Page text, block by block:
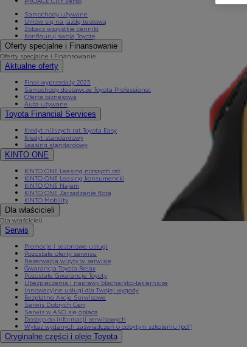
Samochody używane
Umów się na jazdę testową
Zobacz wszystkie cenniki
Konfiguruj swoją Toyotę
Oferty specjalne i Finansowanie
Oferty specjalne i Finansowanie
Aktualne oferty
Finał wyprzedaży 2025
Samochody dostawcze Toyota Professional
Oferta biznesowa
Auta używane
Toyota Financial Services
Kredyt niższych rat Toyota Easy
Kredyt standardowy
Leasing standardowy
KINTO ONE
KINTO ONE Leasing niższych rat
KINTO ONE Leasing konsumencki
KINTO ONE Najem
KINTO ONE Zarządzanie flotą
KINTO Mobility
Dla właścicieli
Dla właścicieli
Serwis
Promocje i sezonowe usługi
Pozostałe oferty serwisu
Rezerwacja wizyty w serwisie
Gwarancja Toyota Relax
Pozostałe Gwarancje Toyoty
Ubezpieczenia i naprawy blacharsko-lakiernicze
Innowacyjne usługi dla Twojej wygody
Bezpłatne Akcje Serwisowe
Serwis Dobrych Cen
Serwis w ASO się opłaca
Dostęp do informacji serwisowych
Wykaz wydanych zaświadczeń o odbytym szkoleniu (pdf)
Oryginalne części i oleje Toyota